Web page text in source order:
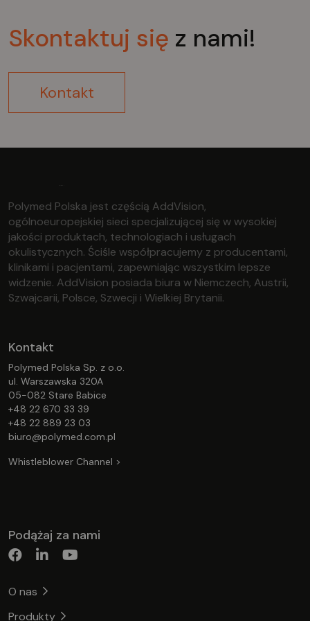
Skontaktuj się z nami!
Kontakt
Polymed Polska jest częścią AddVision,
ogólnoeuropejskiej sieci specjalizującej się w wysokiej
jakości produktach, technologiach i usługach
okulistycznych. Ściśle współpracujemy z producentami,
klinikami i pacjentami, zapewniając wszystkim lepsze
widzenie. AddVision posiada biura w Niemczech, Austrii,
Szwajcarii, Polsce, Szwecji i Wielkiej Brytanii.
Kontakt
Polymed Polska Sp. z o.o.
ul. Warszawska 320A
05-082 Stare Babice
+48 22 670 33 39
+48 22 889 23 03
biuro@polymed.com.pl
Whistleblower Channel >
Podążaj za nami
O nas
Produkty